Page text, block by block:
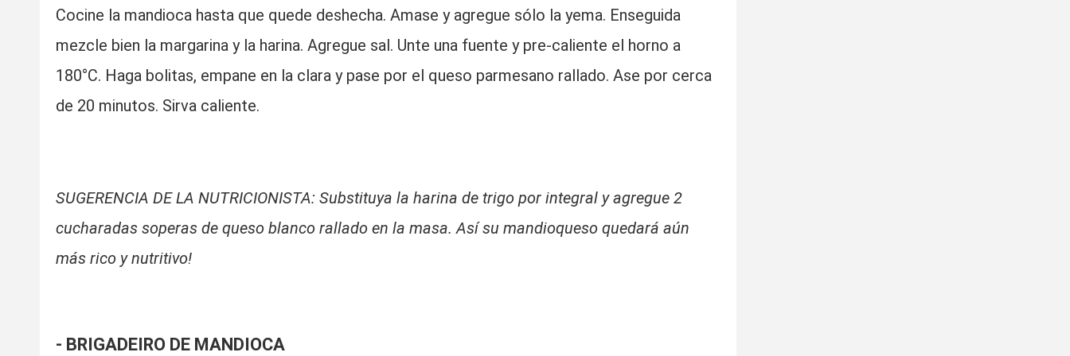
Cocine la mandioca hasta que quede deshecha. Amase y agregue sólo la yema. Enseguida
mezcle bien la margarina y la harina. Agregue sal. Unte una fuente y pre-caliente el horno a
180°C. Haga bolitas, empane en la clara y pase por el queso parmesano rallado. Ase por cerca
de 20 minutos. Sirva caliente.
SUGERENCIA DE LA NUTRICIONISTA: Substituya la harina de trigo por integral y agregue 2
cucharadas soperas de queso blanco rallado en la masa. Así su mandioqueso quedará aún
más rico y nutritivo!
- BRIGADEIRO DE MANDIOCA